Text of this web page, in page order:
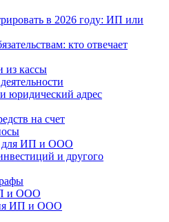
в 2026 году: ИП или
кто отвечает
из кассы
юридический адрес
на счет
для ИП и ООО
и другого
и ООО
ИП и ООО